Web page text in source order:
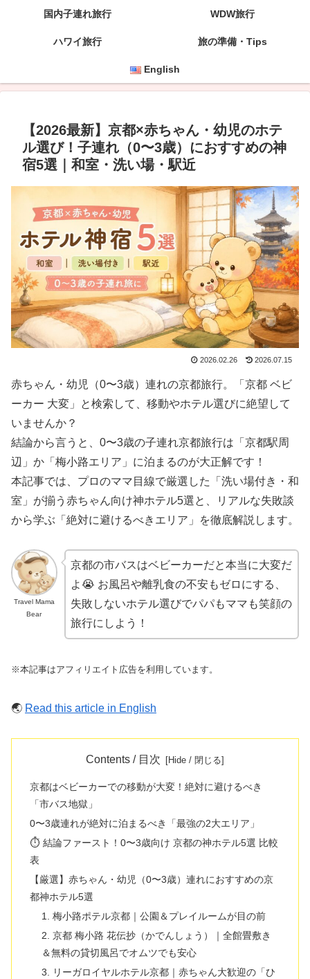
国内子連れ旅行 WDW旅行
ハワイ旅行 旅の準備・Tips
English
【2026最新】京都×赤ちゃん・幼児のホテ
ル選び！子連れ（0〜3歳）におすすめの神
宿5選｜和室・洗い場・駅近
2026.02.26 2026.07.15
赤ちゃん・幼児（0〜3歳）連れの京都旅行。「京都 ベビ
ーカー 大変」と検索して、移動やホテル選びに絶望して
いませんか？
結論から言うと、0〜3歳の子連れ京都旅行は「京都駅周
辺」か「梅小路エリア」に泊まるのが大正解です！
本記事では、プロのママ目線で厳選した「洗い場付き・和
室」が揃う赤ちゃん向け神ホテル5選と、リアルな失敗談
から学ぶ「絶対に避けるべきエリア」を徹底解説します。
Travel Mama
Bear
京都の市バスはベビーカーだと本当に大変だ
よ😭 お風呂や離乳食の不安もゼロにする、
失敗しないホテル選びでパパもママも笑顔の
旅行にしよう！
※本記事はアフィリエイト広告を利用しています。
🌏 Read this article in English
Contents / 目次
京都はベビーカーでの移動が大変！絶対に避けるべき
「市バス地獄」
0〜3歳連れが絶対に泊まるべき「最強の2大エリア」
⏱️ 結論ファースト！0〜3歳向け 京都の神ホテル5選 比較
表
【厳選】赤ちゃん・幼児（0〜3歳）連れにおすすめの京
都神ホテル5選
1. 梅小路ポテル京都｜公園＆プレイルームが目の前
2. 京都 梅小路 花伝抄（かでんしょう）｜全館畳敷き
＆無料の貸切風呂でオムツでも安心
3. リーガロイヤルホテル京都｜赤ちゃん大歓迎の「ひ